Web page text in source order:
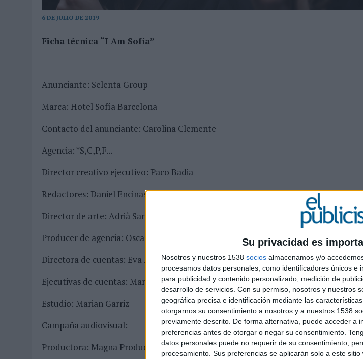
Su privacidad es
Nosotros y nuestros 1538 socios almacenamos y/o
procesamos datos personales, como identificadores únicos
para publicidad y contenido personalizado, medición de
desarrollo de servicios. Con su permiso, nosotros y nuestros
geográfica precisa e identificación mediante las
otorgarnos su consentimiento a nosotros y a nuestros 1538
previamente descrito. De forma alternativa, puede acceder a
preferencias antes de otorgar o negar su consentimiento.
datos personales puede no requerir de su consentimiento,
procesamiento. Sus preferencias se aplicarán solo a este
04/08/2026 | ‘LA ÚNICA CERVEZA DEL MUNDO QUE SE DISFRUTA DOS VECES’, DE INUSUALY PARA CERVEZA CAPAZ
6 DE JULIO DE 2019
Ficha técnica “I Am Sofía”
Anunciante: Selenta Group
Marca: Hotel Sofía Barcelona
Contacto del anunciante: Carolina Clemente
Agencia: *S,C,P,F...
Director creativo ejecutivo: Paco Badia
Redactores: Daniel Encinas
Director de arte: Adrià Sanchez, Sergi Boixadera, David Turover
Producer de agencia: Oscar Armengol
Directora de cuentas: Eva Mollet
Ejecutivas de cuentas: Marta de la Mano
Estudio: Marian Garriz
Campaña audiovisual:
Productora: Magna Productions